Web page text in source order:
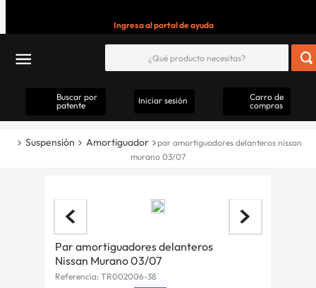
Ingresa al portal de ayuda
Buscar por
patente
Iniciar sesión
Carro de
compras
Suspensión Amortiguador
par amortiguadores delanteros nissan
murano 03/07
Par amortiguadores delanteros
Nissan Murano 03/07
Referencia: TR002006-38